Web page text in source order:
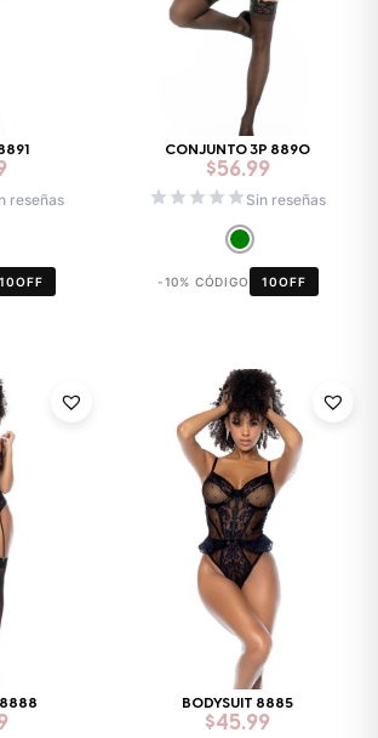
reseñas
10OFF
CONJUNTO 3P 8890
$56.99
Sin reseñas
-10% CÓDIGO 10OFF
8888 BODYSUIT 8885
$45.99